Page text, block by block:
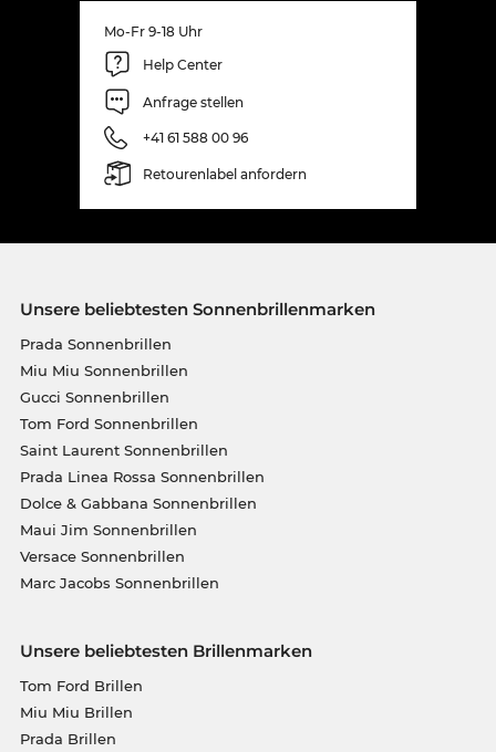
Mo-Fr 9-18 Uhr
Help Center
Anfrage stellen
+41 61 588 00 96
Retourenlabel anfordern
Unsere beliebtesten Sonnenbrillenmarken
Prada Sonnenbrillen
Miu Miu Sonnenbrillen
Gucci Sonnenbrillen
Tom Ford Sonnenbrillen
Saint Laurent Sonnenbrillen
Prada Linea Rossa Sonnenbrillen
Dolce & Gabbana Sonnenbrillen
Maui Jim Sonnenbrillen
Versace Sonnenbrillen
Marc Jacobs Sonnenbrillen
Unsere beliebtesten Brillenmarken
Tom Ford Brillen
Miu Miu Brillen
Prada Brillen